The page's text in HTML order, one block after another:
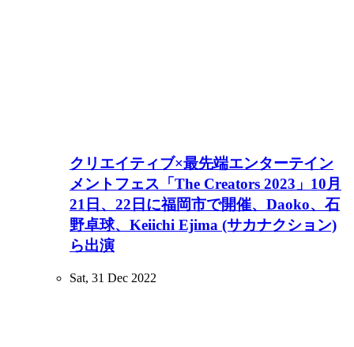
クリエイティブ×最先端エンターテイン
メントフェス「The Creators 2023」10月
21日、22日に福岡市で開催、Daoko、石
野卓球、Keiichi Ejima (サカナクション)
ら出演
Sat, 31 Dec 2022